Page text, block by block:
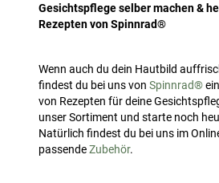
Gesichtspflege selber machen &
Rezepten von Spinnrad®
Wenn auch du dein Hautbild
findest du bei uns von Spinnrad®
von Rezepten für deine
unser Sortiment und starte noch
Natürlich findest du bei uns im
passendeZubehör.